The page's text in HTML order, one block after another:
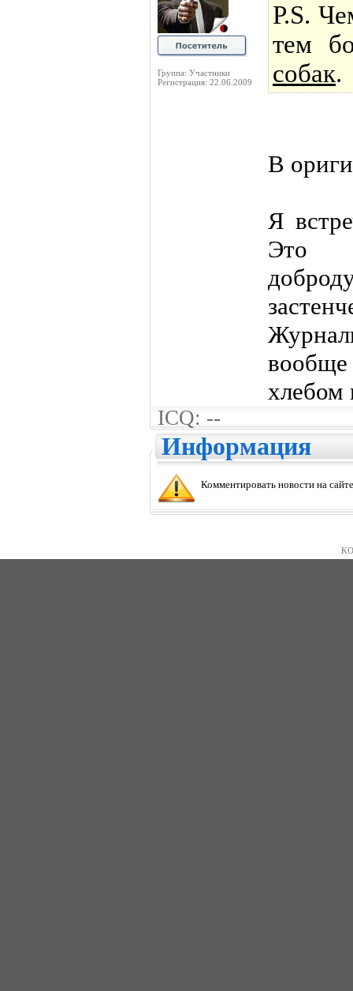
Группа: Участники
Регистрация: 22.06.2009
P.S.
тем
собак.
В
Я
Это
хлебом
ICQ: --
Информация
Комментировать новости на